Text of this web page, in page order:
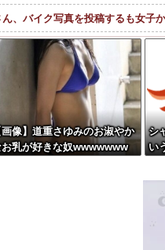
ん、バイク写真を投稿するも女子
やばすぎる
甘い匂い」の正体、まさか分か
る『コレ』依存、めちゃくちゃ
くね？」ってなるファッション
女性犯罪者一覧が冗談抜きにレ
解した富山のツバメが賢い。
阜の川で外国人が溺れてしまう事
(チャンホン)…お盆休みの天気に影
画像】道重さゆみのお淑やか
乳が好きな奴wwwwwww
シ
い